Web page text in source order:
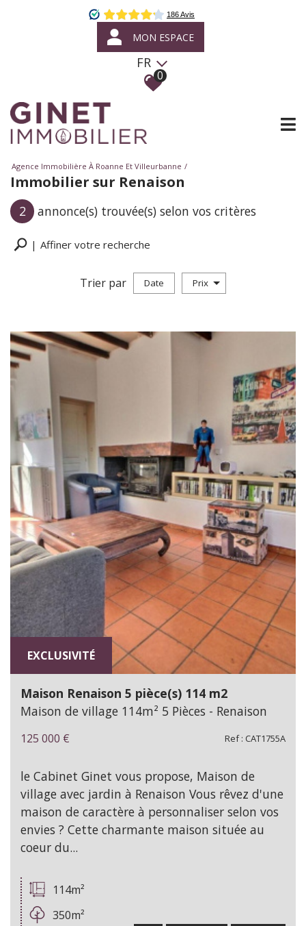
MON ESPACE
FR
0
Agence Immobilière À Roanne Et Villeurbanne
Immobilier sur Renaison
2 annonce(s) trouvée(s) selon vos critères
Affiner votre recherche
5KM 10KM 25KM
RECHERCHER
+ de critères +
Trier par Date Prix
EXCLUSIVITÉ
Maison Renaison 5 pièce(s) 114 m2
Maison de village 114m² 5 Pièces - Renaison
125 000 € Ref : CAT1755A
le Cabinet Ginet vous propose, Maison de
village avec jardin à Renaison Vous rêvez d'une
maison de caractère à personnaliser selon vos
envies ? Cette charmante maison située au
coeur du...
114m²
350m²